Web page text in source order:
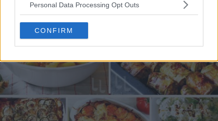
Personal Data Processing Opt Outs
CONFIRM